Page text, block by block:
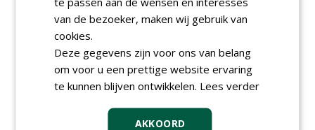
Iedereen kan gratis kleine advertenties
plaatsen via zijn eigen account.
Plaats een gratis advertentie
van de bezoeker, maken wij gebruik van
cookies.
Deze gegevens zijn voor ons van belang
om voor u een prettige website ervaring
te kunnen blijven ontwikkelen. Lees verder
AKKOORD